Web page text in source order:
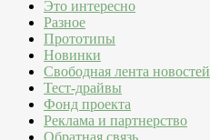
Это интересно
Разное
Прототипы
Новинки
Свободная лента новостей
Тест-драйвы
Фонд проекта
Реклама и партнерство